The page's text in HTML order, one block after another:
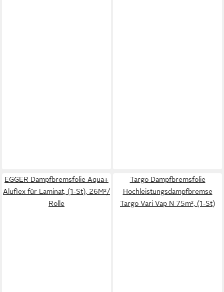
EGGER Dampfbremsfolie Aqua+
Aluflex für Laminat, (1-St), 26M²/
Rolle
Targo Dampfbremsfolie
Hochleistungsdampfbremse
Targo Vari Vap N 75m², (1-St)